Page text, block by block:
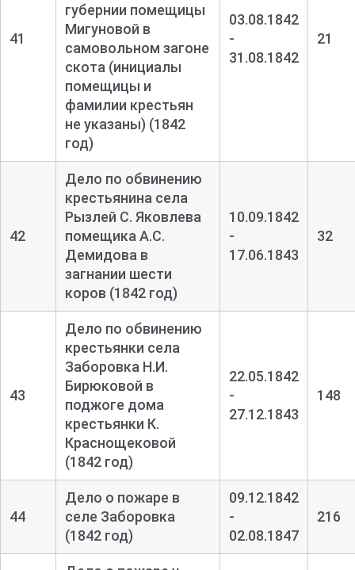
41
губернии помещицы
Мигуновой в
самовольном загоне
скота (инициалы
помещицы и
фамилии крестьян
не указаны) (1842
год)
03.08.1842
-
31.08.1842
21
42
Дело по обвинению
крестьянина села
Рызлей С. Яковлева
помещика А.С.
Демидова в
загнании шести
коров (1842 год)
10.09.1842
-
17.06.1843
32
43
Дело по обвинению
крестьянки села
Заборовка Н.И.
Бирюковой в
поджоге дома
крестьянки К.
Краснощековой
(1842 год)
22.05.1842
-
27.12.1843
148
44
Дело о пожаре в
селе Заборовка
(1842 год)
09.12.1842
-
02.08.1847
216